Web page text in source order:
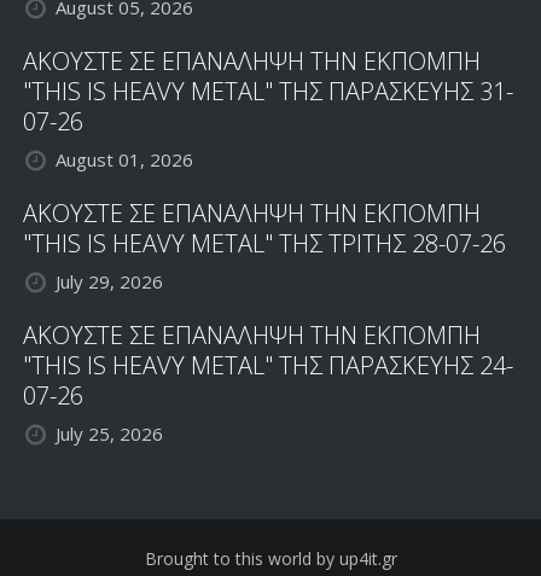
August 05, 2026
ΑΚΟΥΣΤΕ ΣΕ ΕΠΑΝΑΛΗΨΗ ΤΗΝ ΕΚΠΟΜΠΗ
"THIS IS HEAVY METAL" ΤΗΣ ΠΑΡΑΣΚΕΥΗΣ 31-
07-26
August 01, 2026
ΑΚΟΥΣΤΕ ΣΕ ΕΠΑΝΑΛΗΨΗ ΤΗΝ ΕΚΠΟΜΠΗ
"THIS IS HEAVY METAL" ΤΗΣ ΤΡΙΤΗΣ 28-07-26
July 29, 2026
ΑΚΟΥΣΤΕ ΣΕ ΕΠΑΝΑΛΗΨΗ ΤΗΝ ΕΚΠΟΜΠΗ
"THIS IS HEAVY METAL" ΤΗΣ ΠΑΡΑΣΚΕΥΗΣ 24-
07-26
July 25, 2026
Brought to this world by up4it.gr